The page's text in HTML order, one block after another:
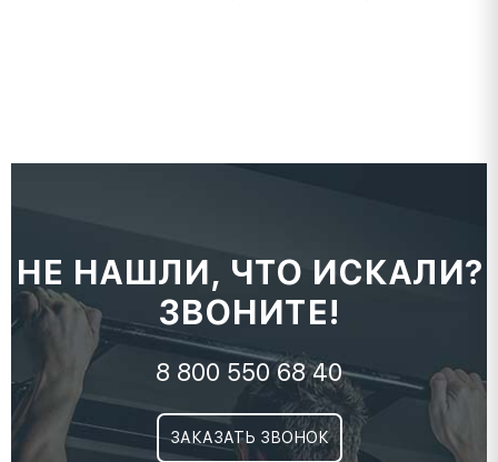
НЕ НАШЛИ, ЧТО ИСКАЛИ?
ЗВОНИТЕ!
8 800 550 68 40
ЗАКАЗАТЬ ЗВОНОК